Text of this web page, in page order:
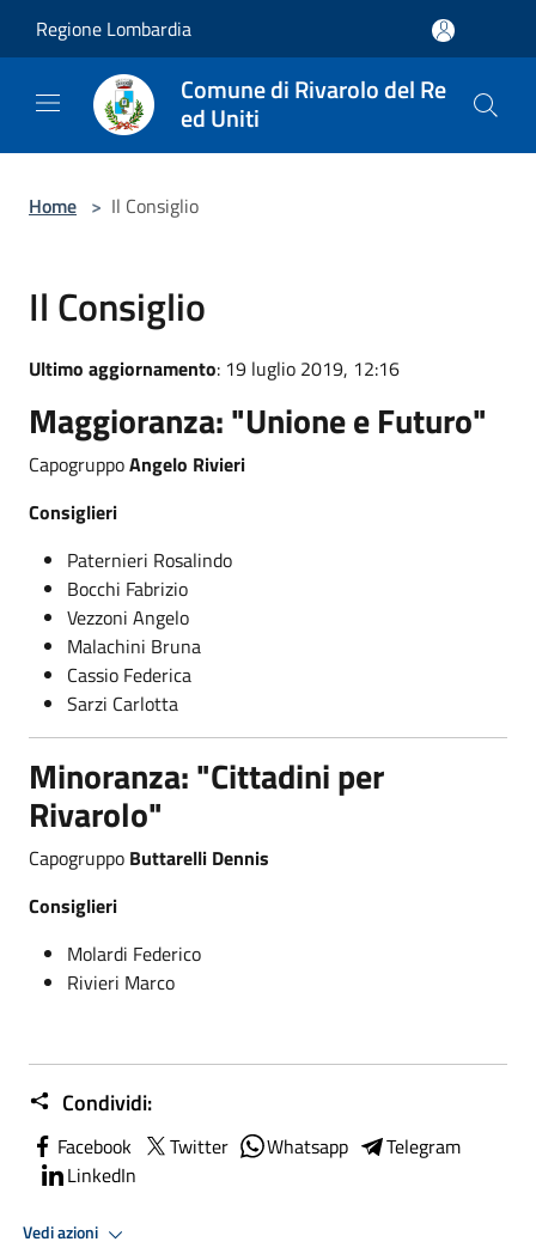
Regione Lombardia
Comune di Rivarolo del Re
ed Uniti
Home > Il Consiglio
Il Consiglio
Ultimo aggiornamento: 19 luglio 2019, 12:16
Maggioranza:"Unione e Futuro"
CapogruppoAngelo Rivieri
Consiglieri
Paternieri Rosalindo
Bocchi Fabrizio
Vezzoni Angelo
Malachini Bruna
Cassio Federica
Sarzi Carlotta
Minoranza: "Cittadini per
Rivarolo"
Capogruppo Buttarelli Dennis
Consiglieri
Molardi Federico
Rivieri Marco
Condividi:
Facebook Twitter Whatsapp
Telegram
LinkedIn
Vedi azioni